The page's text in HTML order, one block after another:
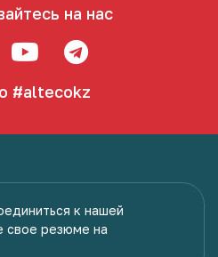
на нас
#altecokz
к нашей
свое резюме на